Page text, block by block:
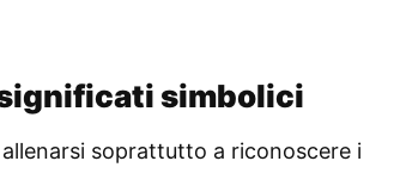
simbolici
soprattutto a riconoscere i